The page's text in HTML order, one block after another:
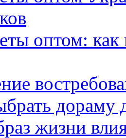
оптом:
дораму
жизни